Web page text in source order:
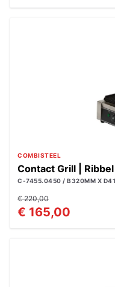
COMBISTEEL
Contact Grill |
C-7455.0450 / B320MM X
€ 220,00
€ 165,00